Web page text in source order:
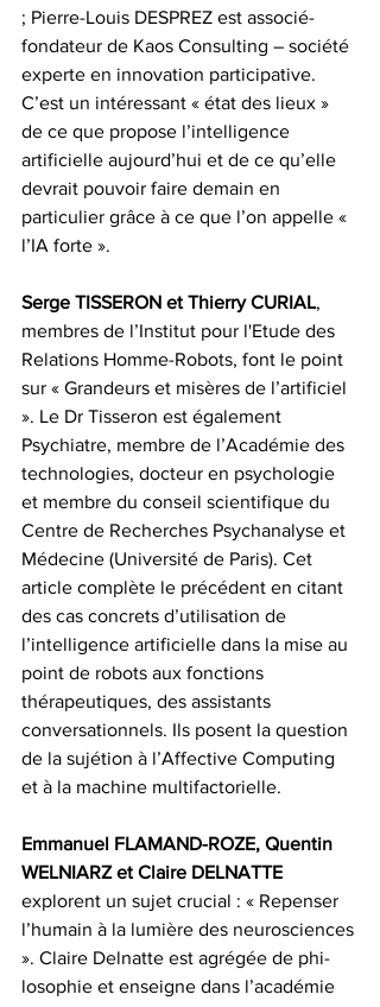
; Pierre-Louis DESPREZ est associé-
fondateur de Kaos Consulting – société
experte en innovation participative.
C’est un intéressant « état des lieux »
de ce que propose l’intelligence
artificielle aujourd’hui et de ce qu’elle
devrait pouvoir faire demain en
particulier grâce à ce que l’on appelle «
l’IA forte ».
Serge TISSERON et Thierry CURIAL,
membres de l’Institut pour l'Etude des
Relations Homme-Robots, font le point
sur « Grandeurs et misères de l’artificiel
». Le Dr Tisseron est également
Psychiatre, membre de l’Académie des
technologies, docteur en psychologie
et membre du conseil scientifique du
Centre de Recherches Psychanalyse et
Médecine (Université de Paris). Cet
article complète le précédent en citant
des cas concrets d’utilisation de
l’intelligence artificielle dans la mise au
point de robots aux fonctions
thérapeutiques, des assistants
conversationnels. Ils posent la question
de la sujétion à l’Affective Computing
et à la machine multifactorielle.
Emmanuel FLAMAND-ROZE, Quentin
WELNIARZ et Claire DELNATTE
explorent un sujet crucial : « Repenser
l’humain à la lumière des neurosciences
». Claire Delnatte est agrégée de phi-
losophie et enseigne dans l’académie